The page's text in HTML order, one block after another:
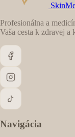
Profesionálna a
Vaša cesta k zdravej a
Navigácia